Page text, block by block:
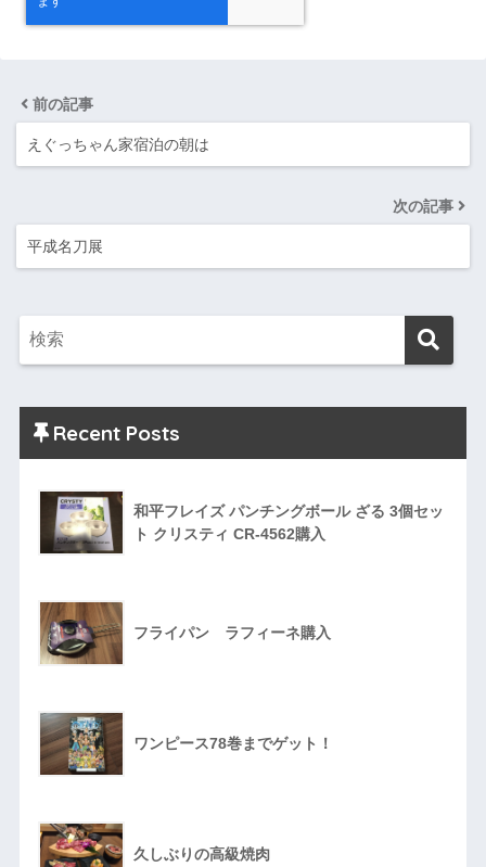
前の記事
えぐっちゃん家宿泊の朝は
次の記事
平成名刀展
Recent Posts
和平フレイズ パンチングボール ざる 3個セッ
ト クリスティ CR-4562購入
フライパン ラフィーネ購入
ワンピース78巻までゲット！
久しぶりの高級焼肉